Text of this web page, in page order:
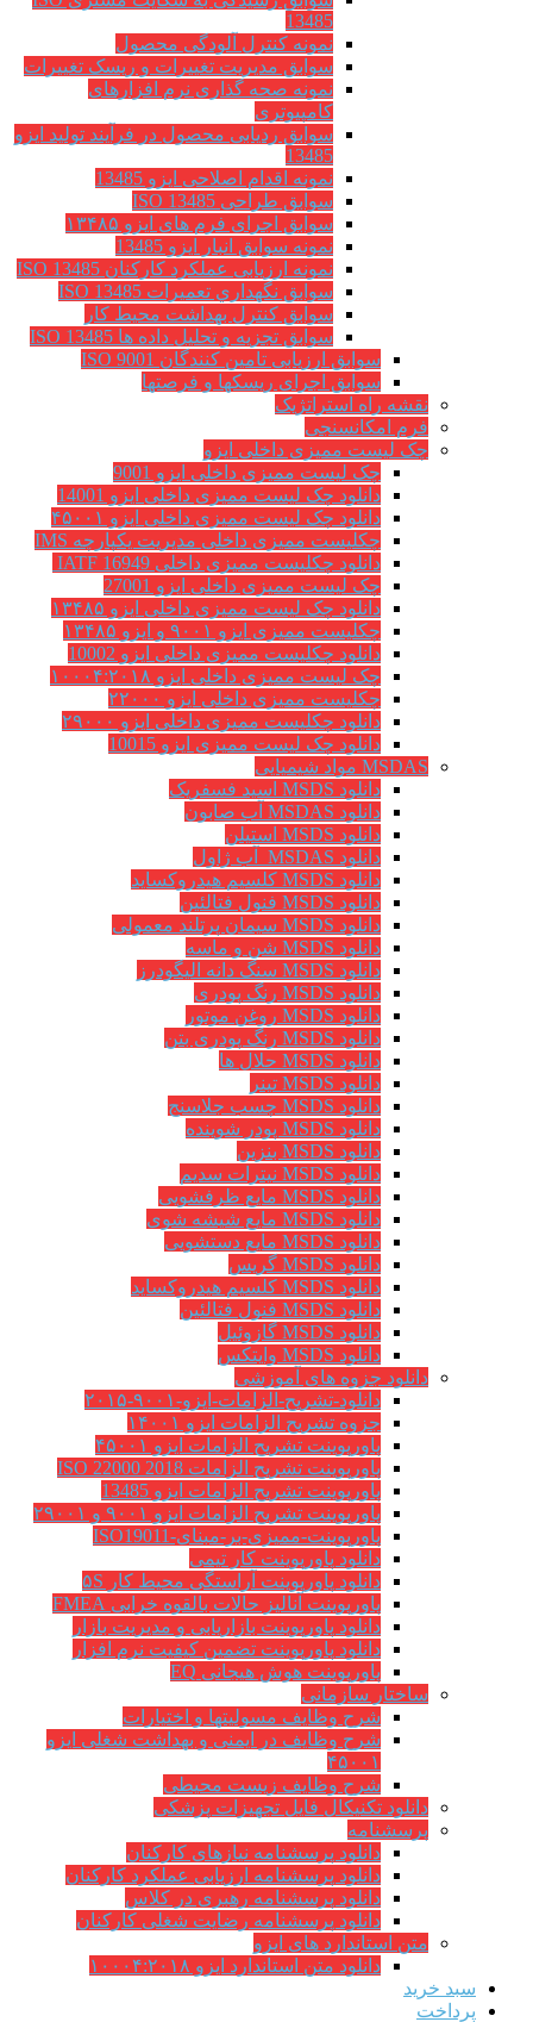
13485
نمونه کنترل آلودگی محصول
سوابق مدیریت تغییرات و ریسک تغییرات
نمونه صحه گذاری نرم افزارهای
کامپیوتری
سوابق ردیابی محصول در فرآیند تولید ایزو
13485
نمونه اقدام اصلاحی ایزو 13485
سوابق طراحی ISO 13485
سوابق اجرای فرم های ایزو ۱۳۴۸۵
نمونه سوابق انبار ایزو 13485
نمونه ارزیابی عملکرد کارکنان ISO 13485
سوابق نگهداري تعميرات ISO 13485
سوابق کنترل بهداشت محیط کار
سوابق تجزیه و تحلیل داده ها ISO 13485
سوابق ارزیابی تامین کنندگان ISO 9001
سوابق اجرای ریسکها و فرصتها
نقشه راه استراتژیک
فرم امکانسنجی
چک لیست ممیزی داخلی ایزو
چک لیست ممیزی داخلی ایزو 9001
دانلود چک لیست ممیزی داخلی ایزو 14001
دانلود چک لیست ممیزی داخلی ایزو ۴۵۰۰۱
چکلیست ممیزی داخلی مدیریت یکپارچه IMS
دانلود چکلیست ممیزی داخلی IATF 16949
چک لیست ممیزی داخلی ایزو 27001
دانلود چک لیست ممیزی داخلی ایزو ۱۳۴۸۵
چکلیست ممیزی ایزو ۹۰۰۱ و ایزو ۱۳۴۸۵
دانلود چکلیست ممیزی داخلی ایزو 10002
چک لیست ممیزی داخلی ایزو ۱۰۰۰۴:۲۰۱۸
چکلیست ممیزی داخلی ایزو ۲۲۰۰۰
دانلود چکلیست ممیزی داخلی ایزو ۲۹۰۰۰
دانلود چک لیست ممیزی ایزو 10015
MSDAS مواد شیمیایی
دانلود MSDS اسید فسفریک
دانلود MSDAS آب صابون
دانلود MSDS استیلن
دانلود MSDAS آب ژاول
دانلود MSDS کلسیم هیدروکساید
دانلود MSDS فنول فتالئین
دانلود MSDS سیمان پرتلند معمولی
دانلود MSDS شن و ماسه
دانلود MSDS سنگ دانه الیگودرز
دانلود MSDS رنگ پودری
دانلود MSDS روغن موتور
دانلود MSDS رنگ پودری بتن
دانلود MSDS حلال ها
دانلود MSDS تینر
دانلود MSDS چسب جلاسنج
دانلود MSDS پودر شوینده
دانلود MSDS بنزین
دانلود MSDS نیترات سدیم
دانلود MSDS مایع ظرفشویی
دانلود MSDS مایع شیشه شوی
دانلود MSDS مایع دستشویی
دانلود MSDS گریس
دانلود MSDS کلسیم هیدروکساید
دانلود MSDS فنول فتالئین
دانلود MSDS گازوئیل
دانلود MSDS وایتکس
دانلود جزوه های آموزشی
دانلود-تشریح-الزامات-ایزو-۹۰۰۱-۲۰۱۵
جزوه تشریح الزامات ایزو ۱۴۰۰۱
پاورپوینت تشریح الزامات ایزو ۴۵۰۰۱
پاورپوینت تشریح الزامات ISO 22000 2018
پاورپوینت تشریح الزامات ایزو 13485
پاورپوینت تشریح الزامات ایزو ۹۰۰۱ و ۲۹۰۰۱
پاورپوینت-ممیزی-بر-مبنای-ISO19011
دانلود پاورپوینت کار تیمی
دانلود پاورپوینت آراستگی محیط کار ۵S
پاورپوینت آنالیز حالات بالقوه خرابی FMEA
دانلود پاورپوینت بازاریابی و مدیریت بازار
دانلود پاورپوینت تضمین کیفیت نرم افزار
پاورپوینت هوش هیجانی EQ
ساختار سازمانی
شرح وظايف مسوليتها و اختيارات
شرح وظایف در ایمنی و بهداشت شغلی ایزو
۴۵۰۰۱
شرح وظایف زیست محیطی
دانلود تکنیکال فایل تجهیزات پزشکی
پرسشنامه
دانلود پرسشنامه نیازهای کارکنان
دانلود پرسشنامه ارزیابی عملکرد کارکنان
دانلود پرسشنامه رهبری در کلاس
دانلود پرسشنامه رضایت شغلی کارکنان
متن استاندارد های ایزو
دانلود متن استاندارد ایزو ۱۰۰۰۴:۲۰۱۸
سبد خرید
پرداخت